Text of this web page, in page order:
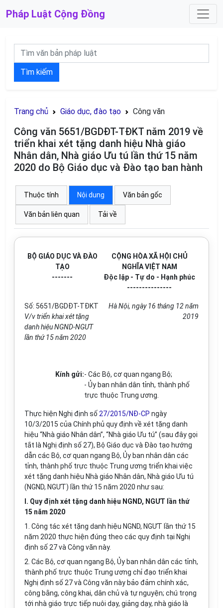
Pháp Luật Cộng Đồng
Tìm kiếm
Trang chủ Giáo dục, đào tạo Công văn
Công văn 5651/BGDĐT-TĐKT năm 2019 về
triển khai xét tặng danh hiệu Nhà giáo
Nhân dân, Nhà giáo Ưu tú lần thứ 15 năm
2020 do Bộ Giáo dục và Đào tạo ban hành
Thuộc tính Nội dung Văn bản gốc
Văn bản liên quan Tải về
BỘ GIÁO DỤC VÀ ĐÀO
TẠO
-------
CỘNG HÒA XÃ HỘI CHỦ
NGHĨA VIỆT NAM
Độc lập - Tự do - Hạnh phúc
---------------
Số: 5651/BGDĐT-TĐKT
V/v triển khai xét tặng
danh hiệu NGND-NGƯT
lần thứ 15 năm 2020
Hà Nội, ngày16 tháng 12năm
2019
Kính gửi:- Các Bộ, cơ quan ngang Bộ;
- Ủy ban nhân dân tỉnh, thành phố
trực thuộc Trung ương.
Thực hiện Nghị định số 27/2015/NĐ-CP ngày
10/3/2015 của Chính phủ quy định về xét tặng danh
hiệu “Nhà giáo Nhân dân”, “Nhà giáo Ưu tú” (sau đây gọi
tắt là Nghị định số 27), Bộ Giáo dục và Đào tạo hướng
dẫn các Bộ, cơ quan ngang Bộ, Ủy ban nhân dân các
tỉnh, thành phố trực thuộc Trung ương triển khai việc
xét tặng danh hiệu Nhà giáo Nhân dân, Nhà giáo Ưu tú
(NGND, NGƯT) lần thứ 15 năm 2020 như sau:
I. Quy định xét tặng danh hiệu NGND, NGƯT lần thứ
15 năm 2020
1. Công tác xét tặng danh hiệu NGND, NGƯT lần thứ 15
năm 2020 thực hiện đúng theo các quy định tại Nghị
định số 27 và Công văn này.
2. Các Bộ, cơ quan ngang Bộ, Ủy ban nhân dân các tỉnh,
thành phố trực thuộc Trung ương chỉ đạo triển khai
Nghị định số 27 và Công văn này bảo đảm chính xác,
công bằng, công khai, dân chủ và tự nguyện; chú trọng
tới nhà giáo trực tiếp nuôi dạy, giảng dạy, nhà giáo là